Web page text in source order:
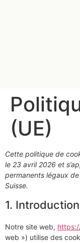
(UE)
Cette politique de
le 23 avril 2026 et
permanents légaux de
Suisse.
1. Introduction
Notre site web,
web ») utilise des